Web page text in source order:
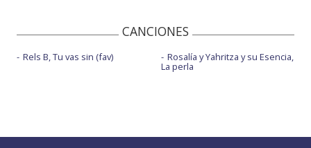
CANCIONES
Rels B, Tu vas sin (fav) Rosalía y Yahritza y su Esencia,
La perla